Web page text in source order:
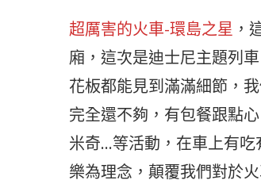
超厲害的火車-環島之星 ，
廂，這次是迪士尼主題列
花板都能見到滿滿細節，
完全還不夠，有包餐跟點
米奇…等活動，在車上有
樂為理念，顛覆我們對於